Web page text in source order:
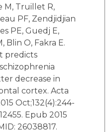
M, Truillet R,
PF, Zendjidjian
PE, Guedj E,
Blin O, Fakra E.
predicts
decrease in
cortex. Acta
Oct;132(4):244-
Epub 2015
26038817.